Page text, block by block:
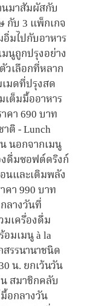
นมาสัมผัสกับ
กับ 3 แพ็กเกจ
มไปกับอาหาร
นูถูกปรุงอย่าง
เลือกที่หลาก
เมดที่ปรุงสด
เต็มมื้ออาหาร
คา 690 บาท
ติ - Lunch
นอกจากเมนู
งดื่มซอฟต์ดริงก์
นและเติมพลัง
คา 990 บาท
ลางวันที่
เครื่องดื่ม
มเมนู à la
รรนานาชนิด
น. ยกเว้นวัน
สมาชิกคลับ
อกลางวัน